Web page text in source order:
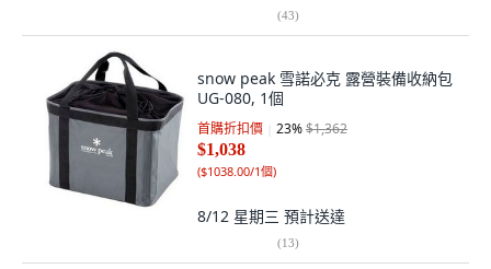
(43)
snow peak 雪諾必克 露營裝備收納包
UG-080, 1個
首購折扣價 23%$1,362
$1,038
($1038.00/1個)
8/12 星期三 預計送達
(13)